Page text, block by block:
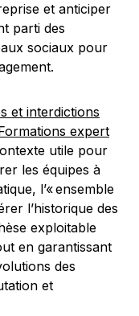
et anticiper
parti des
sociaux pour
et interdictions
expert
utile pour
les équipes à
l’« ensemble
l’historique des
exploitable
en garantissant
des
et